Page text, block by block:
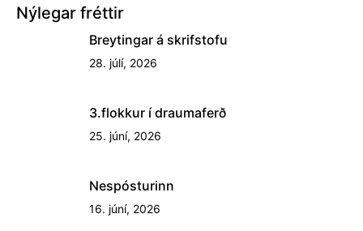
Nýlegar fréttir
Breytingar á skrifstofu
28. júlí, 2026
3.flokkur í draumaferð
25. júní, 2026
Nespósturinn
16. júní, 2026